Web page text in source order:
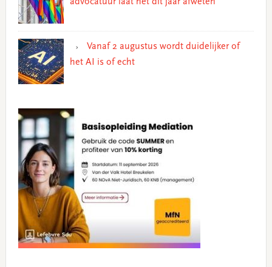
Vanaf 2 augustus wordt duidelijker of
het AI is of echt